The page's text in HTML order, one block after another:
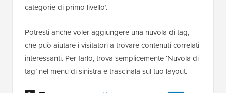
categorie di primo livello’.
Potresti anche voler aggiungere una nuvola di tag,
che può aiutare i visitatori a trovare contenuti correlati
interessanti. Per farlo, trova semplicemente ‘Nuvola di
tag’ nel menu di sinistra e trascinala sul tuo layout.